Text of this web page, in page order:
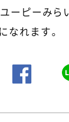
ユーピーみら
なれます。